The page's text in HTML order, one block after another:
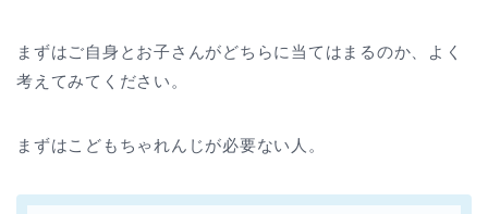
まずはご自身とお子さんがどちらに当てはまるのか、よく
考えてみてください。
まずはこどもちゃれんじが必要ない人。